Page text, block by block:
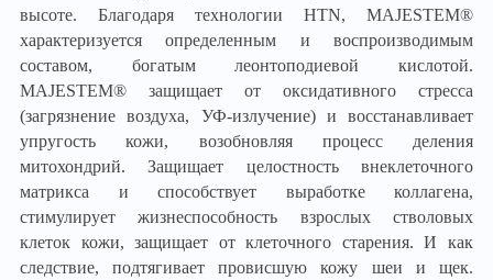
высоте. Благодаря технологии HTN, MAJESTEM®
характеризуется определенным и воспроизводимым
составом, богатым леонтоподиевой кислотой.
MAJESTEM® защищает от оксидативного стресса
(загрязнение воздуха, УФ-излучение) и восстанавливает
упругость кожи, возобновляя процесс деления
митохондрий. Защищает целостность внеклеточного
матрикса и способствует выработке коллагена,
стимулирует жизнеспособность взрослых стволовых
клеток кожи, защищает от клеточного старения. И как
следствие, подтягивает провисшую кожу шеи и щек.